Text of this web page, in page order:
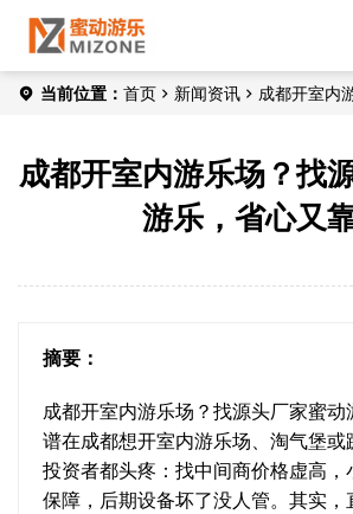
当前位置： 首页 新闻资讯
成都开室内
成都开室内游乐场？找
游乐，省心又
摘要：
成都开室内游乐场？找源头厂家蜜
谱在成都想开室内游乐场、淘气堡
投资者都头疼：找中间商价格虚高
保障，后期设备坏了没人管。其实